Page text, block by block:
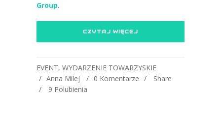
Group.
CZYTAJ WIĘCEJ
EVENT, WYDARZENIE TOWARZYSKIE
Anna Milej
0 Komentarze
Share
9 Polubienia